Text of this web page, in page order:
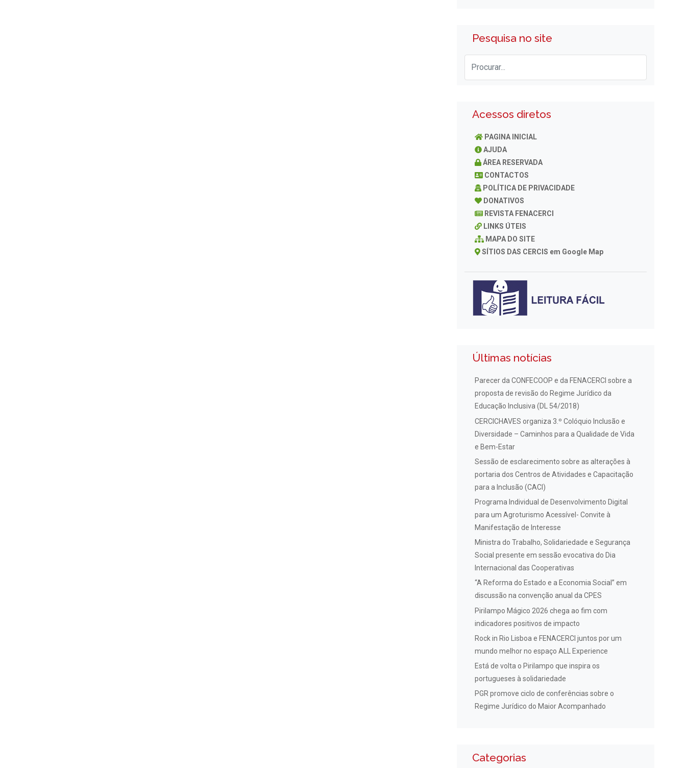
Pesquisa no site
Acessos diretos
PAGINA INICIAL
AJUDA
ÁREA RESERVADA
CONTACTOS
POLÍTICA DE PRIVACIDADE
DONATIVOS
REVISTA FENACERCI
LINKS ÚTEIS
MAPA DO SITE
SÍTIOS DAS CERCIS em Google Map
Últimas notícias
Parecer da CONFECOOP e da FENACERCI sobre a
proposta de revisão do Regime Jurídico da
Educação Inclusiva (DL 54/2018)
CERCICHAVES organiza 3.º Colóquio Inclusão e
Diversidade – Caminhos para a Qualidade de Vida
e Bem-Estar
Sessão de esclarecimento sobre as alterações à
portaria dos Centros de Atividades e Capacitação
para a Inclusão (CACI)
Programa Individual de Desenvolvimento Digital
para um Agroturismo Acessível- Convite à
Manifestação de Interesse
Ministra do Trabalho, Solidariedade e Segurança
Social presente em sessão evocativa do Dia
Internacional das Cooperativas
“A Reforma do Estado e a Economia Social” em
discussão na convenção anual da CPES
Pirilampo Mágico 2026 chega ao fim com
indicadores positivos de impacto
Rock in Rio Lisboa e FENACERCI juntos por um
mundo melhor no espaço ALL Experience
Está de volta o Pirilampo que inspira os
portugueses à solidariedade
PGR promove ciclo de conferências sobre o
Regime Jurídico do Maior Acompanhado
Categorias